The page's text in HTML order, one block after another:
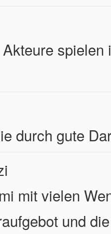
durch gute
mit vielen
und